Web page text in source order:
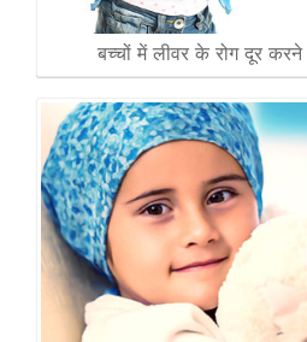
बच्चों में लीवर के रोग दूर